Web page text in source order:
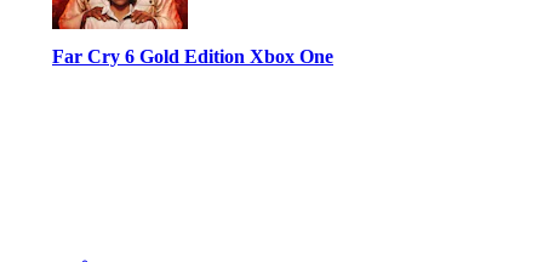
Far Cry 6 Gold Edition Xbox One